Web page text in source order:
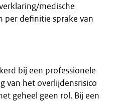
medische
per definitie sprake van
bij een professionele
van het overlijdensrisico
geheel geen rol. Bij een